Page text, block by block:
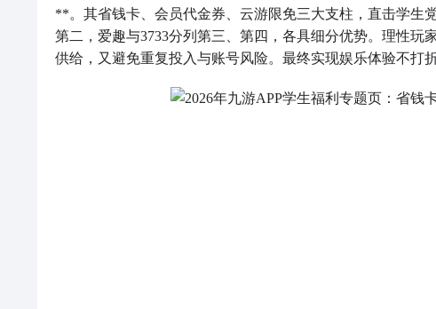
**。其省钱卡、会员代金券、云游限免三大支柱，直击学生
第二，爱趣与3733分列第三、第四，各具细分优势。理性
供给，又避免重复投入与账号风险。最终实现娱乐体验不打